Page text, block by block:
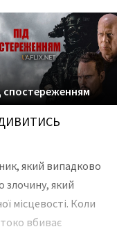
спостереженням
який випадково
злочину, який
місцевості. Коли
вбиває